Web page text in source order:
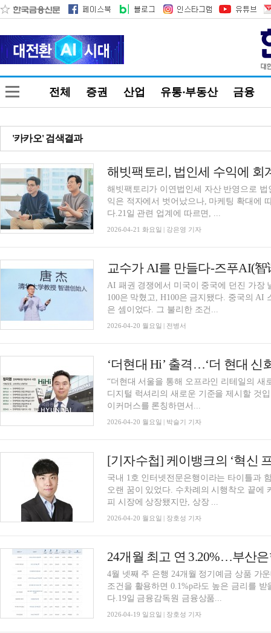
전체 증권 산업 유통·부동산 금융
'카카오' 검색결과
해빗팩토리가 이연법인세 자산 반영으로
익은 적자에서 벗어났으나, 마케팅 확대에
다.21일 관련 업계에 따르면, ...
2026-04-21 화요일 | 강은영 기자
AI 패권 경쟁에서 미국이 중국에 던진 가장
100은 막혔고, H100은 금지됐다. 중국의
은 셈이었다. 그 불리한 조건...
2026-04-20 월요일 | 전병서
‘더현대 Hiʼ 출격…‘더 현대 신
“더현대 서울을 통해 오프라인 리테일의
디지털 럭셔리의 새로운 기준을 제시할 것
이커머스를 론칭하면서...
2026-04-20 월요일 | 박슬기 기자
[기자수첩] 케이뱅크의 ‘혁신
국내 1호 인터넷전문은행이라는 타이틀과
오랜 꿈이 있었다. 수차례의 시행착오 끝에
피 시장에 상장됐지만, 상장 ...
2026-04-20 월요일 | 장호성 기자
4월 넷째 주 은행 24개월 정기예금 상품 가
조건을 활용하면 0.1%p라도 높은 금리를
다.19일 금융감독원 금융상품...
2026-04-19 일요일 | 장호성 기자